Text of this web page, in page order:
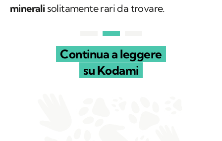
così a rimettere in ciclocalcio, fosforo e altri
Continua a leggere